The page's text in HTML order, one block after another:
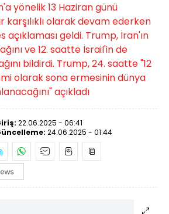
yönelik 13 Haziran günü
karşılıklı olarak devam ederken
geldi. Trump, İran'ın
ve 12. saatte İsrail'in de
bildirdi. Trump, 24. saatte "12
olarak sona ermesinin dünya
açıkladı
22.06.2025 - 06:41
24.06.2025 - 01:44